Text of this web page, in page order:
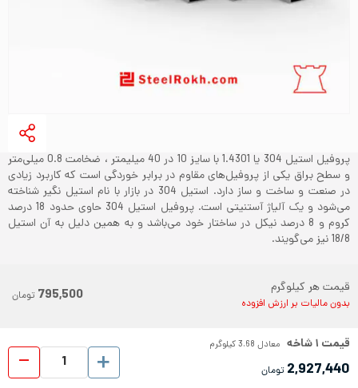
پروفیل استیل 304 یا 1.4301 با سایز 10 در 40 میلیمتر ، ضخامت 0.8 میلی‌متر
و سطح براق یکی از پروفیل‌های مقاوم در برابر خوردگی است که کاربرد زیادی
در صنعت و ساخت و ساز دارد. استیل 304 در بازار با نام استیل نگیر شناخته
می‌شود و یک آلیاژ آستنیتی است. پروفیل استیل 304 حاوی حدود 18 درصد
کروم و 8 درصد نیکل در ساختار خود می‌باشد و به همین دلیل به آن استیل
18/8 نیز می‌گویند.
قیمت هر کیلوگرم
بدون مالیات بر ارزش افزوده 795,500 تومان
قیمت ۱شاخه معادل 3.68کیلوگرم
2,927,440 تومان